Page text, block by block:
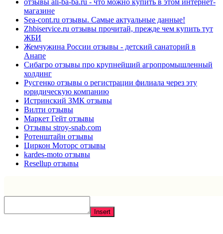
магазине
Sea-cont.ru отзывы. Самые актуальные данные!
Zhbiservice.ru отзывы прочитай, прежде чем купить тут
ЖБИ
Жемчужина России отзывы - детский санаторий в
Анапе
Сибагро отзывы про крупнейший агропромышленный
холдинг
Русгенко отзывы о регистрации филиала через эту
юридическую компанию
Истринский ЗМК отзывы
Вилти отзывы
Маркет Гейт отзывы
Отзывы stroy-snab.com
Ротенштайн отзывы
Циркон Моторс отзывы
kardes-moto отзывы
Resellup отзывы
Insert